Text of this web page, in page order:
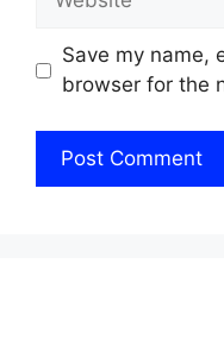
Save my name,
browser for the